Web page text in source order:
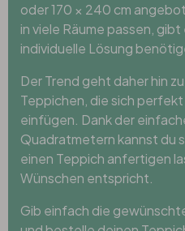
oder 170 × 240 cm
in viele Räume passen,
individuelle Lösung
Der Trend geht daher hin
Teppichen, die sich
einfügen. Dank der
Quadratmetern kannst du
einen Teppich anfertigen
Wünschen entspricht.
Gib einfach die